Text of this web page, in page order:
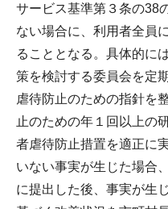
サービス基準第３条の38
ない場合に、利用者全員
ることとなる。具体的に
策を検討する委員会を定
虐待防止のための指針を
止のための年１回以上の
者虐待防止措置を適正に
いない事実が生じた場合
に提出した後、事実が生